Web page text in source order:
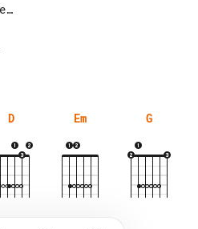
D Em G